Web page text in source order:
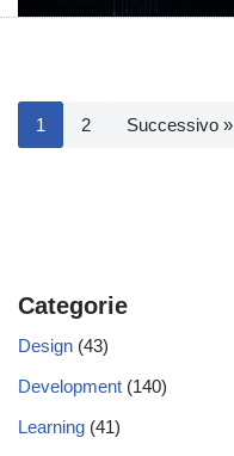
1 2 Successivo »
Categorie
Design (43)
Development (140)
Learning (41)